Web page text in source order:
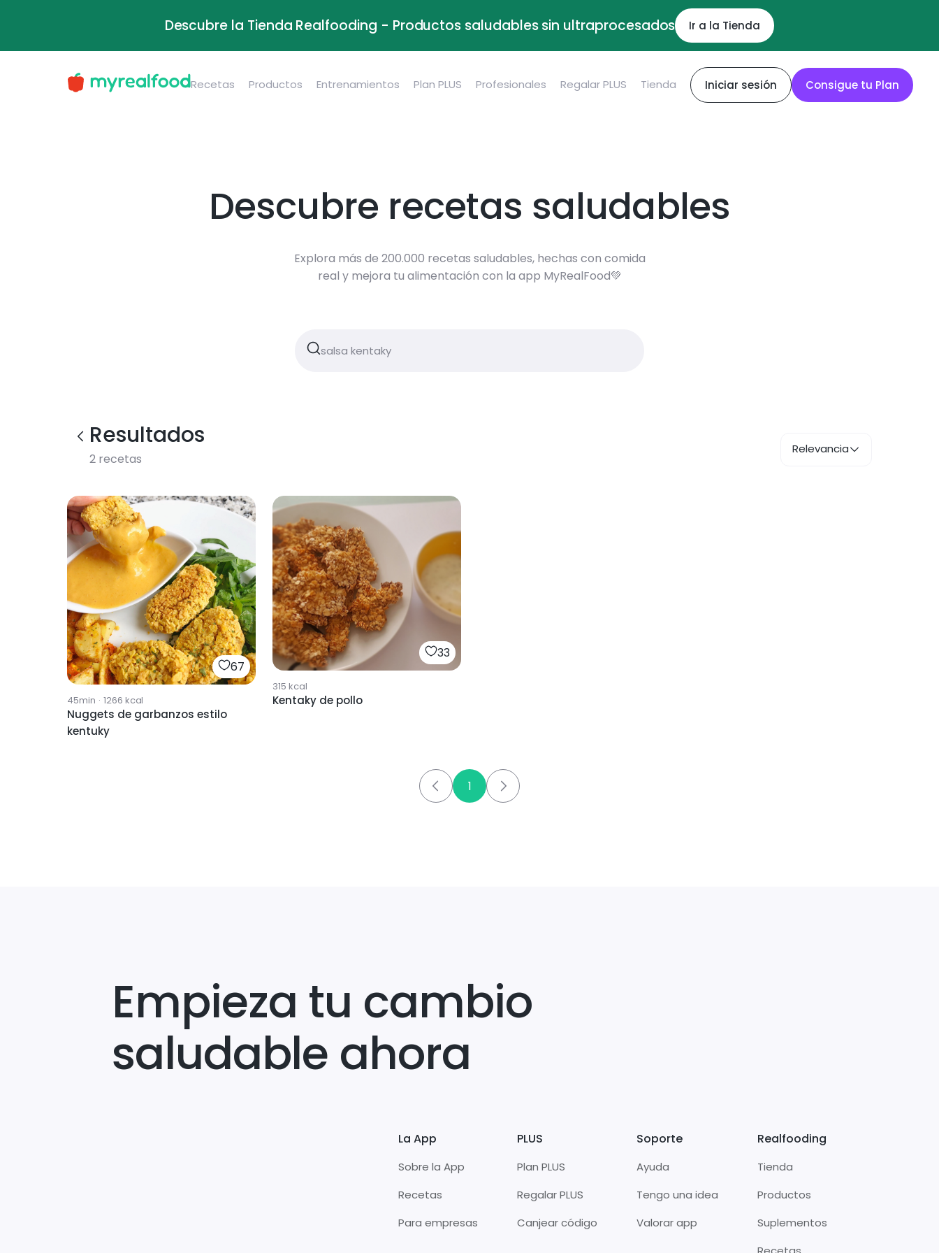
Descubre la Tienda Realfooding - Productos saludables sin ultraprocesados Ir a la Tienda
Recetas Productos Entrenamientos Plan PLUS Profesionales Regalar PLUS Tienda Iniciar sesión Consigue tu Plan
Descubre recetas saludables
Explora más de 200.000 recetas saludables, hechas con comida
real y mejora tu alimentación con la app MyRealFood💚
Resultados
2 recetas
Relevancia
67
45min · 1266 kcal
Nuggets de garbanzos estilo
kentuky
33
315 kcal
Kentaky de pollo
1
Empieza tu cambio
saludable ahora
La App
Sobre la App
Recetas
Para empresas
PLUS
Plan PLUS
Regalar PLUS
Canjear código
Soporte
Ayuda
Tengo una idea
Valorar app
Realfooding
Tienda
Productos
Suplementos